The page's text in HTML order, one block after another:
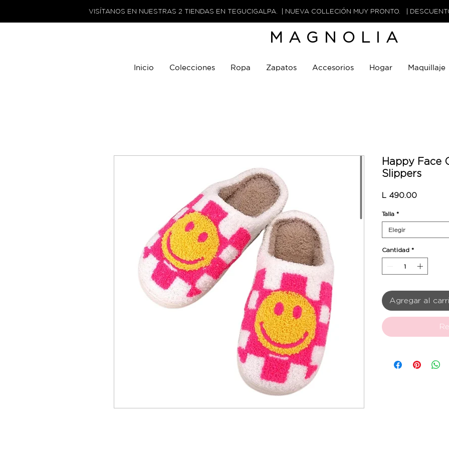
VISÍTANOS EN NUESTRAS 2 TIENDAS EN TEGUCIGALPA. | NUEVA COLLECIÓN MUY PRONTO. |
MAGNOLIA
Inicio Colecciones Ropa Zapatos Accesorios Hogar Maquillaje
Happy Face
Slippers
L 490.00Precio
Talla *
Elegir
Cantidad *
Agregar al